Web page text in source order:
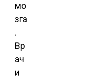
мо
зга
.
Вр
ач
и